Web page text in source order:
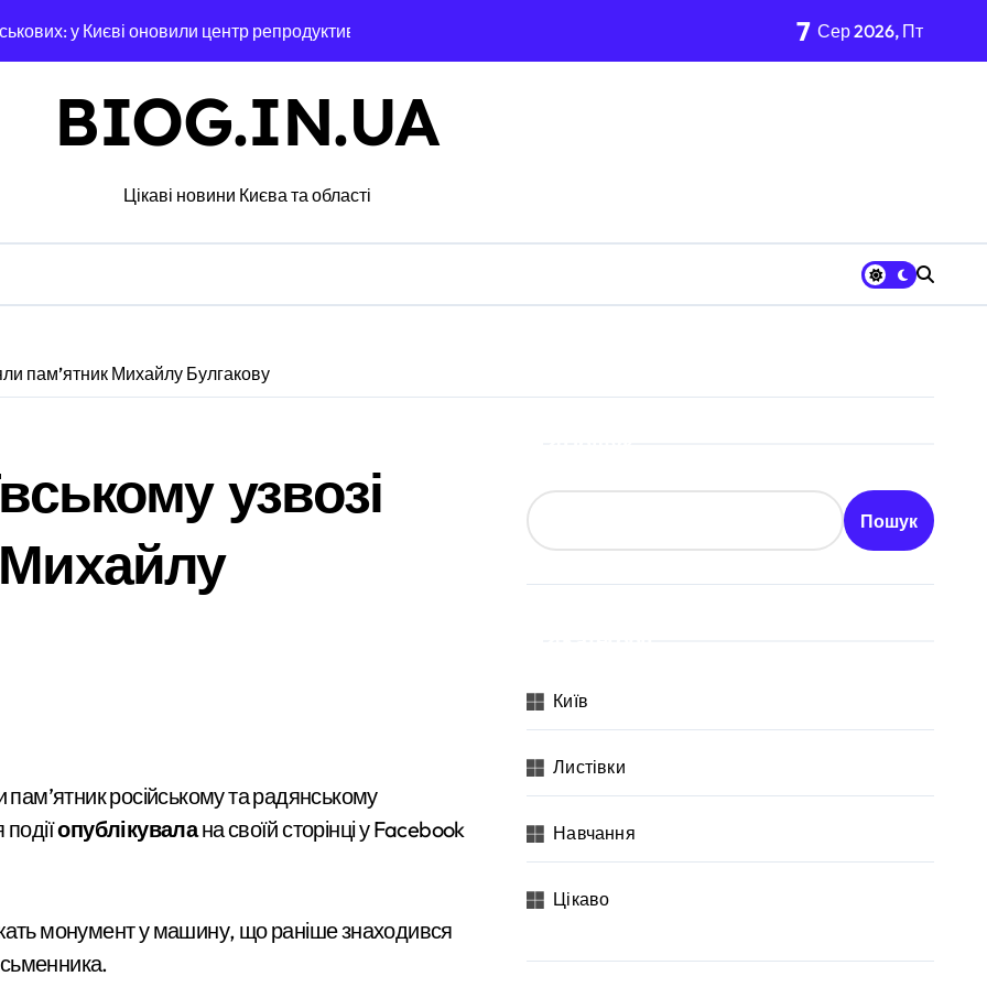
у Києві оновили центр репродуктивної медицини
за $6 000 у справі про «звільнення» від мобілізації
суд анулювання прав власності на фіктивну будівлю в центрі Києва
Захисників у Києві: умови отримання до 40 тисяч гривень і процедура подачі документів
грн компенсацій: фінансова підтримка для постраждалих від війни підприємств
пенсіонерка втратила $18 тисяч через фейкового полковника СБУ
звинувачення: 6 квартир у Києві, апартаменти в Буковелі та активи на понад 20 млн грн
більше 100 тисяч книг та всі свої запаси
юнак запустив сигнальні ракети у дворі»
у закупівлі серверів: поліція Києва висунула підозру посадовцю Державної служби зайнятості
керівник київської швидкої віддав бюджетні кошти шахраям
жертв російської агресії
на станції «Квітнева» у Києві пропонують збільшити кількість бетонних укриттів
7 Сер 2026, Пт
BIOG.IN.UA
Цікаві новини Києва та області
пам’ятник Михайлу Булгакову
узвозі
опублікувалана своїй сторінці у Facebook
монумент у машину, що раніше знаходився
Пошук
Київ
Листівки
Навчання
Цікаво